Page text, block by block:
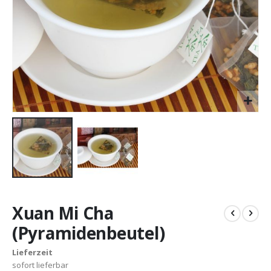
der
Bildergalerie
springen
Xuan Mi Cha
(Pyramidenbeutel)
Lieferzeit
sofort lieferbar